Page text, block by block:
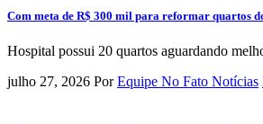
Com meta de R$ 300 mil para reformar quartos
Hospital possui 20 quartos aguardando
julho 27, 2026 Por Equipe No Fato Notícias